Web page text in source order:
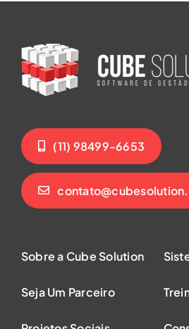
(11) 98499-6653
Sobre a Cube Solution
Seja Um Parceiro